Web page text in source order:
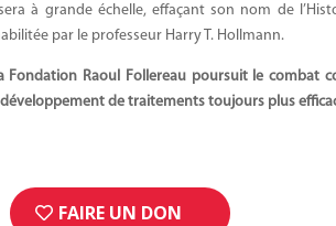
à grande échelle, effaçant son nom de
par le professeur Harry T. Hollmann.
Fondation Raoul Follereau poursuit le combat
de traitements toujours plus
FAIRE UN DON